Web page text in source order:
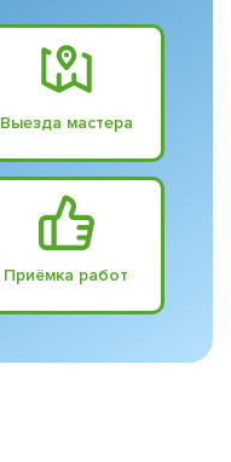
Выезда мастера
Приёмка работ